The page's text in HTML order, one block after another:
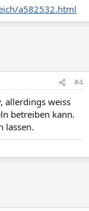
a582532.html
#4
allerdings weiss
betreiben kann.
lassen.